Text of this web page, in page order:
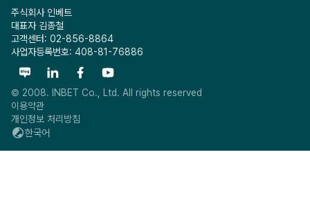
주식회사 인베트
대표자 김종철
고객센터: 02-856-8864
사업자등록번호: 408-81-76886
© 2008. INBET Co., Ltd. All rights reserved
이용약관
개인정보 처리방침
한국어